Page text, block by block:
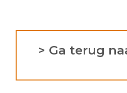
> Ga terug